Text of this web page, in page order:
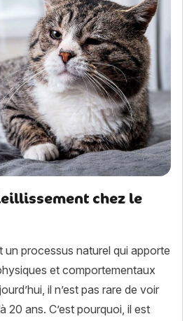
chez le
un processus naturel qui apporte
et comportementaux
il n’est pas rare de voir
20 ans. C’est pourquoi, il est